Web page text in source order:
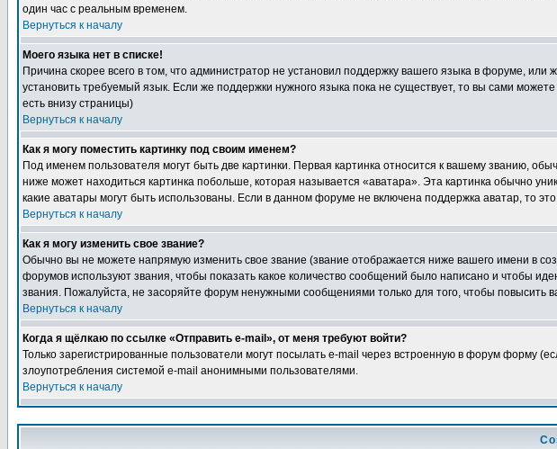
один час с реальным временем.
Вернуться к началу
Моего языка нет в списке!
Причина скорее всего в том, что администратор не установил поддержку вашего языка в форуме,
установить требуемый язык. Если же поддержки нужного языка пока не существует, то вы сами
есть внизу страницы)
Вернуться к началу
Как я могу поместить картинку под своим именем?
Под именем пользователя могут быть две картинки. Первая картинка относится к вашему званию,
ниже может находиться картинка побольше, которая называется «аватара». Эта картинка обычно
какие аватары могут быть использованы. Если в данном форуме не включена поддержка аватар, то
Вернуться к началу
Как я могу изменить свое звание?
Обычно вы не можете напрямую изменить свое звание (звание отображается ниже вашего имени в
форумов используют звания, чтобы показать какое количество сообщений было написано и чтобы
звания. Пожалуйста, не засоряйте форум ненужными сообщениями только для того, чтобы
Вернуться к началу
Когда я щёлкаю по ссылке «Отправить e-mail», от меня требуют войти?
Только зарегистрированные пользователи могут посылать e-mail через встроенную в форум форму
злоупотребления системой e-mail анонимными пользователями.
Вернуться к началу